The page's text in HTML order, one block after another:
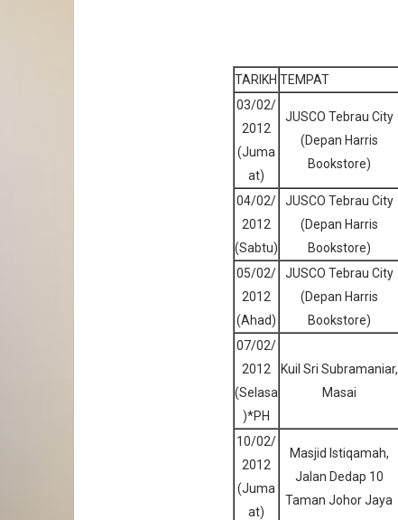
TARIKH TEMPAT
03/02/
2012
(Juma
at)
JUSCO Tebrau City
(Depan Harris
Bookstore)
04/02/
2012
(Sabtu)
JUSCO Tebrau City
(Depan Harris
Bookstore)
05/02/
2012
(Ahad)
JUSCO Tebrau City
(Depan Harris
Bookstore)
07/02/
2012
(Selasa
)*PH
Kuil Sri Subramaniar,
Masai
10/02/
2012
(Juma
at)
Masjid Istiqamah,
Jalan Dedap 10
Taman Johor Jaya